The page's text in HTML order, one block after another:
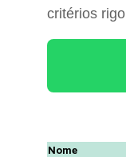
critérios
Nome